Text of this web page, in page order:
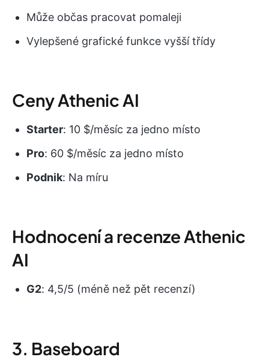
Může občas pracovat pomaleji
Vylepšené grafické funkce vyšší třídy
Ceny Athenic AI
Starter: 10 $/měsíc za jedno místo
Pro: 60 $/měsíc za jedno místo
Podnik: Na míru
Hodnocení a recenze Athenic
AI
G2: 4,5/5 (méně než pět recenzí)
3. Baseboard